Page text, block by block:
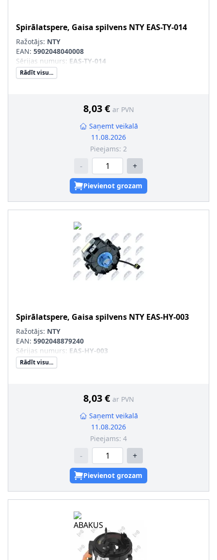
Spirālatspere, Gaisa spilvens NTY EAS-TY-014
Ražotājs: NTY
EAN: 5902048040008
Sērijas numurs: EAS-TY-014
Rādīt visu...
8,03 € ar PVN
Saņemt veikalā
11.08.2026
Pieejams: 2
- +
Pievienot grozam
Spirālatspere, Gaisa spilvens NTY EAS-HY-003
Ražotājs: NTY
EAN: 5902048879240
Sērijas numurs: EAS-HY-003
Rādīt visu...
8,03 € ar PVN
Saņemt veikalā
11.08.2026
Pieejams: 4
- +
Pievienot grozam